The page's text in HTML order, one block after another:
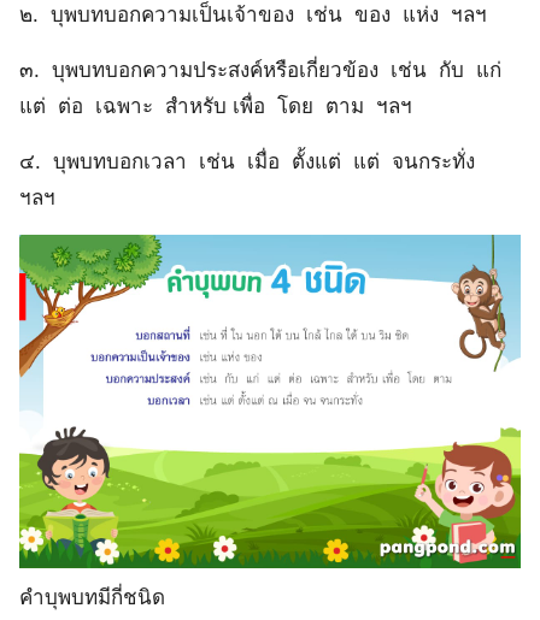
๒. บุพบทบอกความเป็นเจ้าของ เช่น ของ แห่ง ฯลฯ
๓. บุพบทบอกความประสงค์หรือเกี่ยวข้อง เช่น กับ แก่
แต่ ต่อ เฉพาะ สำหรับ เพื่อ โดย ตาม ฯลฯ
๔. บุพบทบอกเวลา เช่น เมื่อ ตั้งแต่ แต่ จนกระทั่ง
ฯลฯ
คำบุพบทมีกี่ชนิด